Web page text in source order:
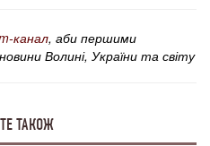
канал, аби першими
Волині, України та світу
ТАКОЖ